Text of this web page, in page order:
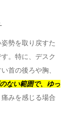
勢を取り戻すた
。特に、デスク
首の後ろや胸、
ない範囲で、ゆっ
みを感じる場合